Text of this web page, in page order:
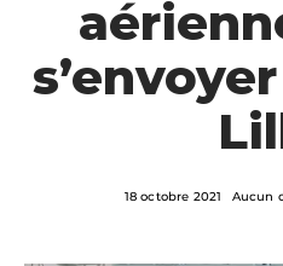
18 octobre 2021 Aucun